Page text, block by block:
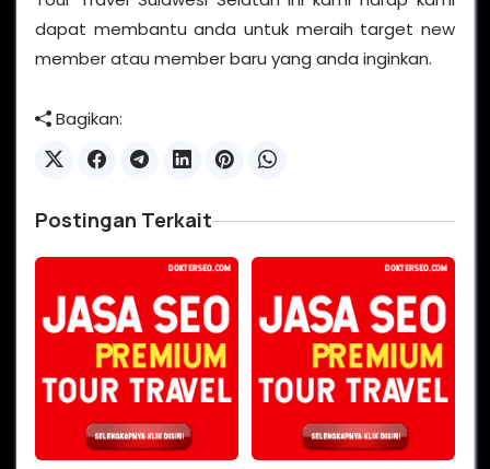
dapat membantu anda untuk meraih target new
member atau member baru yang anda inginkan.
Bagikan:
Postingan Terkait